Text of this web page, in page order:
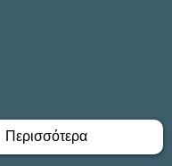
Περισσότερα